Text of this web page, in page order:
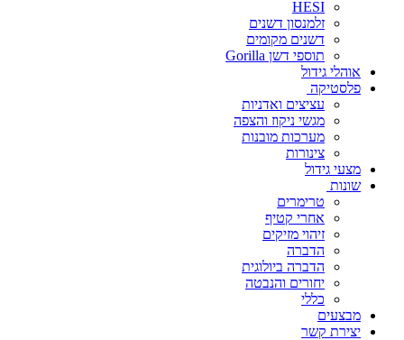
HESI
זלמנסון דשנים
דשנים מקומים
תוספי דשן Gorilla
אוהלי גידול
פלסטיקה
עציצים ואדניות
מגשי ניקוז והצפה
מערכות מובנות
צינורות
מצעי גידול
שונות
טרימרים
אחרי קטיף
זיהוי מזיקים
הדברה
הדברה ביולוגית
יחורים והנבטה
כללי
מבצעים
יצירת קשר